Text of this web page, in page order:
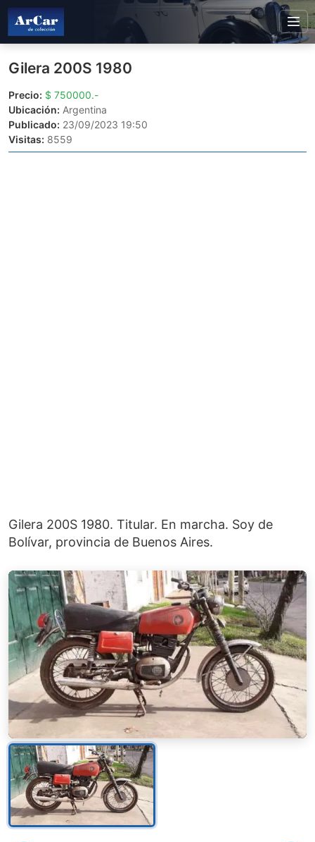
Gilera 200S 1980
Precio: $ 750000.-
Ubicación: Argentina
Publicado: 23/09/2023 19:50
Visitas: 8559
Gilera 200S 1980. Titular. En marcha. Soy de